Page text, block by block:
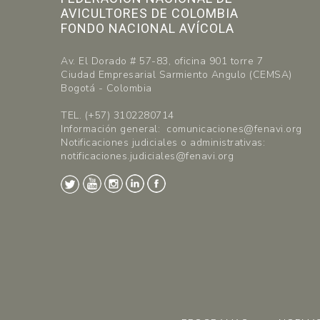
AVICULTORES DE COLOMBIA
FONDO NACIONAL AVÍCOLA
Av. El Dorado # 57-83, oficina 901 torre 7
Ciudad Empresarial Sarmiento Angulo (CEMSA)
Bogotá - Colombia
TEL. (+57) 3102280714
Información general: comunicaciones@fenavi.org
Notificaciones judiciales o administrativas:
notificaciones.judiciales@fenavi.org